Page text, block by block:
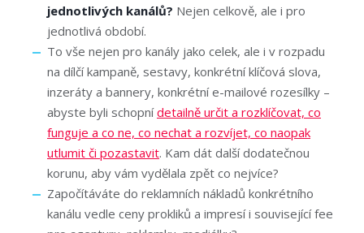
jednotlivých kanálů? Nejen celkově, ale i pro
jednotlivá období.
To vše nejen pro kanály jako celek, ale i v rozpadu
na dílčí kampaně, sestavy, konkrétní klíčová slova,
inzeráty a bannery, konkrétní e-mailové rozesílky –
abyste byli schopnídetailně určit a rozklíčovat, co
funguje a co ne, co nechat a rozvíjet, co naopak
utlumit či pozastavit. Kam dát další dodatečnou
korunu, aby vám vydělala zpět co nejvíce?
Započítáváte do reklamních nákladů konkrétního
kanálu vedle ceny prokliků a impresí i související fee